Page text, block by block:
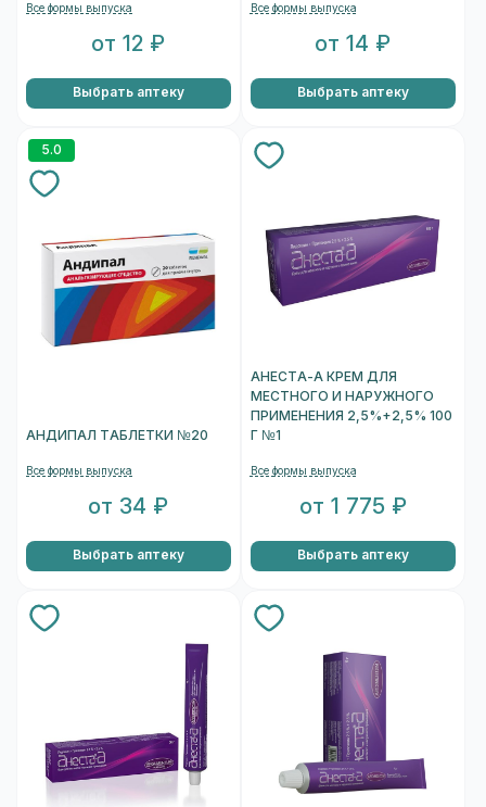
Все формы выпуска
от 12 ₽
Выбрать аптеку
Все формы выпуска
от 14 ₽
Выбрать аптеку
5.0
АНДИПАЛ ТАБЛЕТКИ №20
Все формы выпуска
от 34 ₽
Выбрать аптеку
АНЕСТА-А КРЕМ ДЛЯ
МЕСТНОГО И НАРУЖНОГО
ПРИМЕНЕНИЯ 2,5%+2,5% 100
Г №1
Все формы выпуска
от 1 775 ₽
Выбрать аптеку